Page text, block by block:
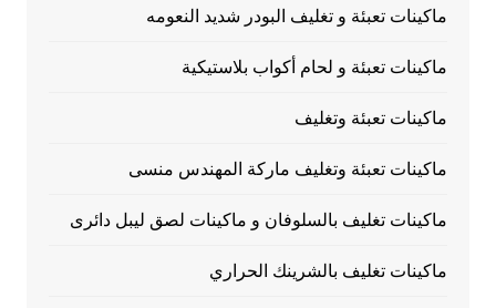
ماكينات تعبئة و تغليف البودر شديد النعومه
ماكينات تعبئة و لحام أكواب بلاستيكية
ماكينات تعبئة وتغليف
ماكينات تعبئة وتغليف ماركة المهندس منسى
ماكينات تغليف بالسلوفان و ماكينات لصق ليبل دائرى
ماكينات تغليف بالشرينك الحراري